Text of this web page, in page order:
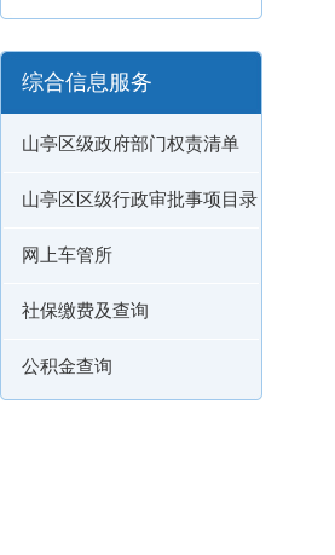
综合信息服务
山亭区级政府部门权责清单
山亭区区级行政审批事项目录
网上车管所
社保缴费及查询
公积金查询